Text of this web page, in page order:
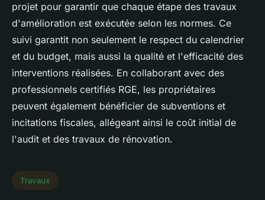
projet pour garantir que chaque étape des travaux
d'amélioration est exécutée selon les normes. Ce
suivi garantit non seulement le respect du calendrier
et du budget, mais aussi la qualité et l'efficacité des
interventions réalisées. En collaborant avec des
professionnels certifiés RGE, les propriétaires
peuvent également bénéficier de subventions et
incitations fiscales, allégeant ainsi le coût initial de
l'audit et des travaux de rénovation.
Travaux